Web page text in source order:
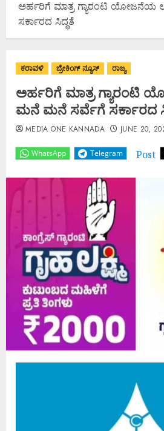
ಅರ್ಹರಿಗೆ ಮಾತ್ರ ಗ್ಯಾರಂಟಿ ಯೋಜನೆಯ
ಸರ್ಕಾರದ ಸಿದ್ಧತೆ
ಕರಾವಳಿ ಬ್ರೇಕಿಂಗ್ ನ್ಯೂಸ್ ರಾಜ್ಯ
ಅರ್ಹರಿಗೆ ಮಾತ್ರ ಗ್ಯಾರಂಟಿ
ಮನೆ ಮನೆ ಸರ್ವೆಗೆ ಸರ್ಕಾರದ
WhatsApp Telegram Post
MEDIA ONE KANNADA JUNE 20,